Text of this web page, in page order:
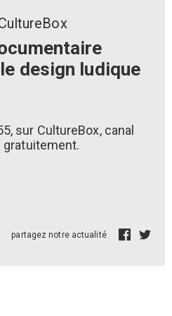
design ludique
sur CultureBox, canal
gratuitement.
partagez notre actualité